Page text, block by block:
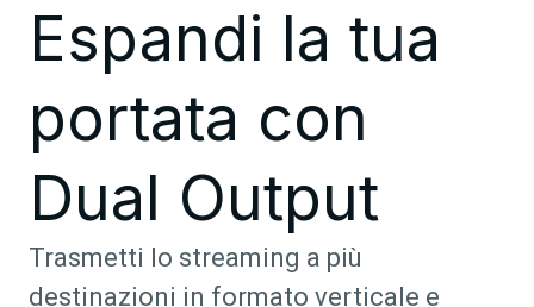
Espandi la tua
portata con
Dual Output
Trasmetti lo streaming a più
destinazioni in formato verticale e